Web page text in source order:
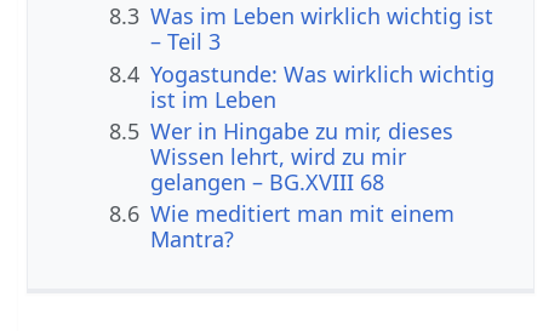
8.3 Was im Leben wirklich wichtig ist
– Teil 3
8.4 Yogastunde: Was wirklich wichtig
ist im Leben
8.5 Wer in Hingabe zu mir, dieses
Wissen lehrt, wird zu mir
gelangen – BG.XVIII 68
8.6 Wie meditiert man mit einem
Mantra?